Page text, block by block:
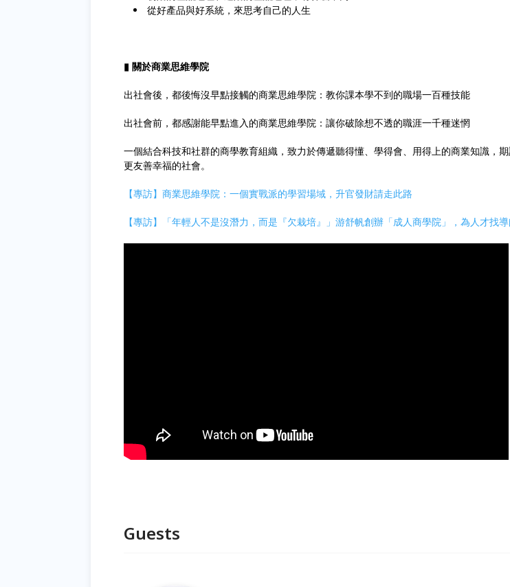
從好產品與好系統，來思考自己的人生
▮ 關於商業思維學院
出社會後，都後悔沒早點接觸的商業思維學院：教你課本學不到的職場一百種技能
出社會前，都感謝能早點進入的商業思維學院：讓你破除想不透的職涯一千種迷惘
一個結合科技和社群的商學教育組織，致力於傳遞聽得懂、學得會、用得上的商業知識，
更友善幸福的社會。
【專訪】商業思維學院：一個實戰派的學習場域，升官發財請走此路
【專訪】「年輕人不是沒潛力，而是『欠栽培』」游舒帆創辦「成人商學院」，為人才找
Guests